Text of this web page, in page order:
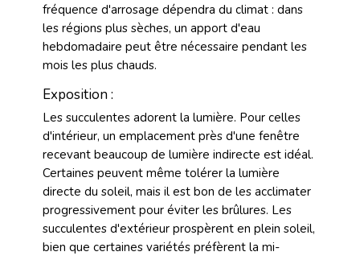
fréquence d'arrosage dépendra du climat : dans
les régions plus sèches, un apport d'eau
hebdomadaire peut être nécessaire pendant les
mois les plus chauds.
Exposition :
Les succulentes adorent la lumière. Pour celles
d'intérieur, un emplacement près d'une fenêtre
recevant beaucoup de lumière indirecte est idéal.
Certaines peuvent même tolérer la lumière
directe du soleil, mais il est bon de les acclimater
progressivement pour éviter les brûlures. Les
succulentes d'extérieur prospèrent en plein soleil,
bien que certaines variétés préfèrent la mi-